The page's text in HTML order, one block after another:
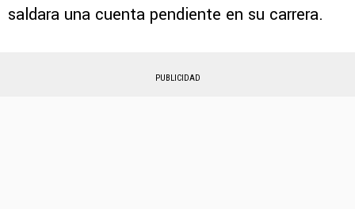
saldara una cuenta pendiente en su carrera.
PUBLICIDAD